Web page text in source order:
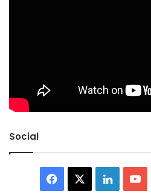
Social
Facebook LinkedIn